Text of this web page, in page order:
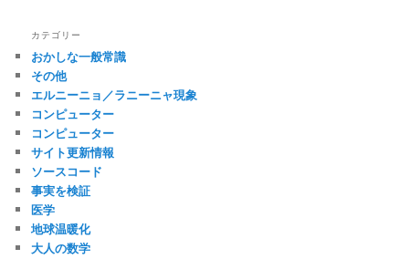
カテゴリー
おかしな一般常識
その他
エルニーニョ／ラニーニャ現象
コンピューター
コンピューター
サイト更新情報
ソースコード
事実を検証
医学
地球温暖化
大人の数学